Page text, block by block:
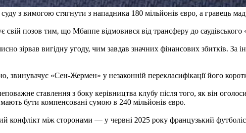
з вимогою стягнути з нападника 180 мільйонів євро, а гравець
позов тим, що Мбаппе відмовився від трансферу до
зірвав вигідну угоду, чим завдав значних фінансових збитків.
звинувачує «Сен-Жермен» у незаконній перекласифікації його
ставлення з боку керівництва клубу після того, як він
бути компенсовані сумою в 240 мільйонів євро.
конфлікт між сторонами — у червні 2025 року французький